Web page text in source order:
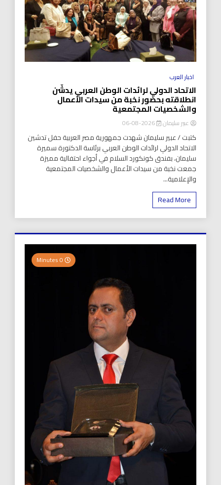
اخبار العرب
الاتحاد الدولي لرائدات الوطن العربي يدشّن
انطلاقته بحضور نخبة من سيدات الأعمال
والشخصيات المجتمعية
عبير سليمان 2026-08-06
كتبت / عبير سليمان شهدت جمهورية مصر العربية حفل تدشين
الاتحاد الدولي لرائدات الوطن العربي برئاسة الدكتورة سميرة
سليمان، بفندق كونكورد السلام في أجواء احتفالية مميزة
جمعت نخبة من سيدات الأعمال والشخصيات المجتمعية
والإعلامية...
Read More